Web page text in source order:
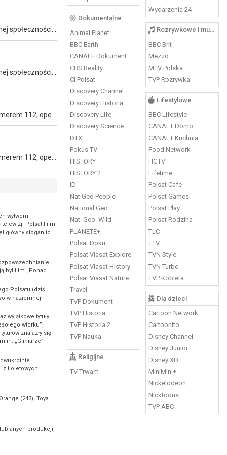
Dokumentalne
Animal Planet
BBC Earth
CANAL+ Dokument
CBS Reality
CI Polsat
Discovery Channel
Discovery Historia
Discovery Life
Discovery Science
DTX
Fokus TV
HISTORY
HISTORY 2
ID
Nat Geo People
National Geo.
Nat. Geo. Wild
PLANETE+
Polsat Doku
Polsat Viasat Explore
Polsat Viasat History
Polsat Viasat Nature
Travel
TVP Dokument
TVP Historia
TVP Historia 2
TVP Nauka
Religijne
TV Trwam
Wydarzenia 24
Rozrywkowe i muzyczne
BBC Brit
Mezzo
MTV Polska
TVP Rozrywka
Lifestylowe
BBC Lifestyle
CANAL+ Domo
CANAL+ Kuchnia
Food Network
HGTV
Lifetime
Polsat Cafe
Polsat Games
Polsat Play
Polsat Rodzina
TLC
TTV
TVN Style
TVN Turbo
TVP Kobieta
Dla dzieci
Cartoon Network
Cartoonito
Disney Channel
Disney Junior
Disney XD
MiniMini+
Nickelodeon
Nicktoons
TVP ABC
wytwórni
Polsat Film
główny slogan to
był film „Ponad
Polsatu (dziś
w naziemnej
wyjątkowe tytuły
wtorku”,
znalazły się
„Gliniarze”
z fioletowych
(243), Toya
produkcji,